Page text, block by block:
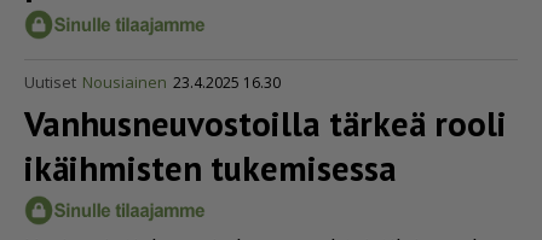
Uutiset Nousiainen 23.4.2025 16.30
Vanhus­neu­vos­toilla tärkeä rooli
ikäihmisten tukemisessa